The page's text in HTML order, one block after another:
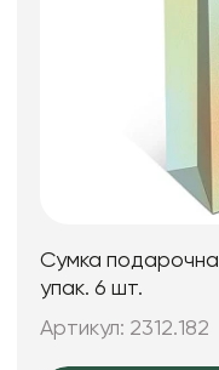
Сумка
упак. 6 шт.
Артикул: 2312.182